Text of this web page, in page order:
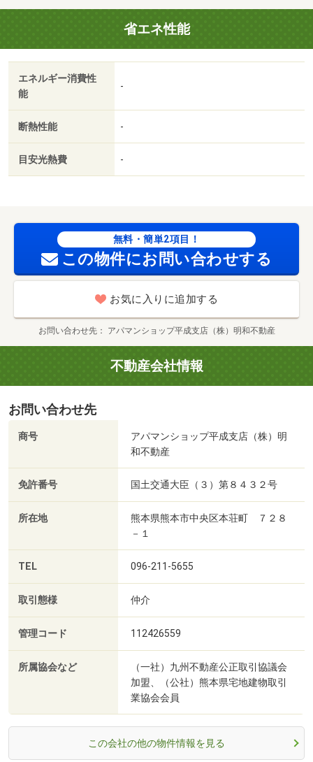
洗面台／ＴＶインターホン／浴室乾燥機／室内洗濯置／シ
ューズボックス／システムキッチン／追焚機能浴室／温水
洗浄便座／洗面所独立／２口コンロ／駐輪場／宅配ボック
ス／最上階／敷金不要／対面式キッチン／防犯カメラ／Ｉ
Ｈクッキングヒーター／照明付／ウォークインクロゼット
／保証人不要／ネット使用料不要／築２年以内／２４時間
２駅利用可／駅徒歩５分以内／駅徒歩１０分以内／築５年
以内／プロパンガス／礼金１ヶ月／保証会社利用可／ムサ
シプラザ（ショッピングセンター）まで３００ｍ／熊本武
他）まで６００ｍ／熊本銀行武蔵ヶ丘支店（銀行）まで７
５０ｍ／ゆめタウン光の森店（ショッピングセンター）ま
で１４００ｍ/賃貸戸数:15戸
省エネ性能
エネルギー消費性
能
-
断熱性能 -
目安光熱費 -
無料・簡単2項目！
この物件にお問い合わせする
お気に入りに追加する
お問い合わせ先 アパマンショップ平成支店（株）明和不動産
不動産会社情報
お問い合わせ先
商号
アパマンショップ平成支店（株）明
和不動産
免許番号 国土交通大臣（３）第８４３２号
所在地
熊本県熊本市中央区本荘町 ７２８
－１
TEL 096-211-5655
取引態様 仲介
管理コード 112426559
所属協会など
（一社）九州不動産公正取引協議会
加盟、（公社）熊本県宅地建物取引
業協会会員
この会社の他の物件情報を見る